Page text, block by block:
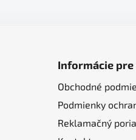
Informácie pre
Obchodné
Podmienky
Reklamačný